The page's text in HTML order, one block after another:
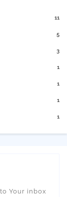
11
5
3
1
1
1
1
Your inbox